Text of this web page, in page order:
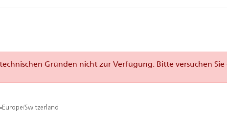
Gründen nicht zur Verfügung. Bitte versuchen Sie
Switzerland